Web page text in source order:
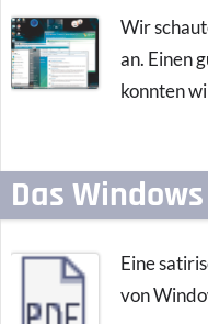
Wir
an. Einen
konnten
Das
Eine
von